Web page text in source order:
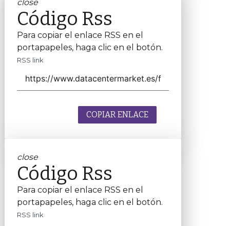
close
Código Rss
Para copiar el enlace RSS en el
portapapeles, haga clic en el botón.
RSS link
COPIAR ENLACE
close
Código Rss
Para copiar el enlace RSS en el
portapapeles, haga clic en el botón.
RSS link